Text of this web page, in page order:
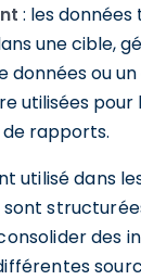
: les
une cible,
données ou
utilisées pour
rapports.
utilisé dans
sont
des